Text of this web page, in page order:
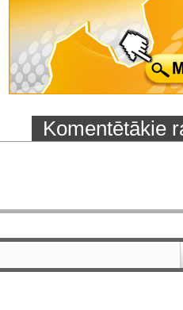
Komentētākie